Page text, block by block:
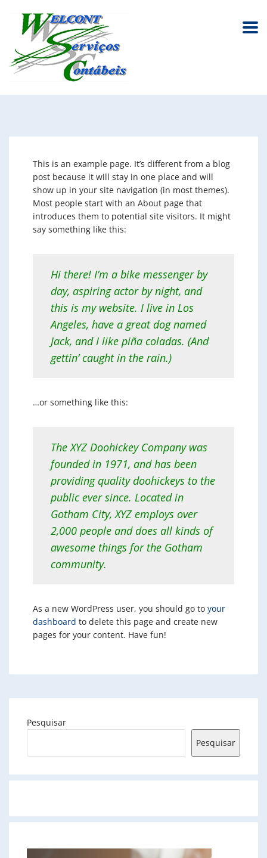
This is an example page. It’s different from a blog
post because it will stay in one place and will
show up in your site navigation (in most themes).
Most people start with an About page that
introduces them to potential site visitors. It might
say something like this:
Hi there! I’m a bike messenger by
day, aspiring actor by night, and
this is my website. I live in Los
Angeles, have a great dog named
Jack, and I like piña coladas. (And
gettin’ caught in the rain.)
…or something like this:
The XYZ Doohickey Company was
founded in 1971, and has been
providing quality doohickeys to the
public ever since. Located in
Gotham City, XYZ employs over
2,000 people and does all kinds of
awesome things for the Gotham
community.
As a new WordPress user, you should go to your
dashboard to delete this page and create new
pages for your content. Have fun!
Pesquisar
Pesquisar